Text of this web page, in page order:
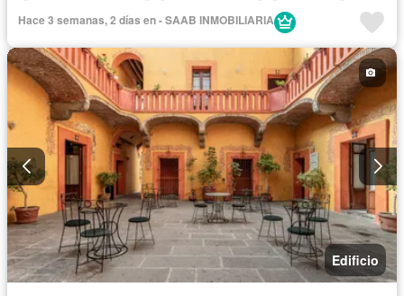
Electricidad
Gas natural
Despacho
Hace 3 semanas, 2 días en - SAAB INMOBILIARIA
Edificio